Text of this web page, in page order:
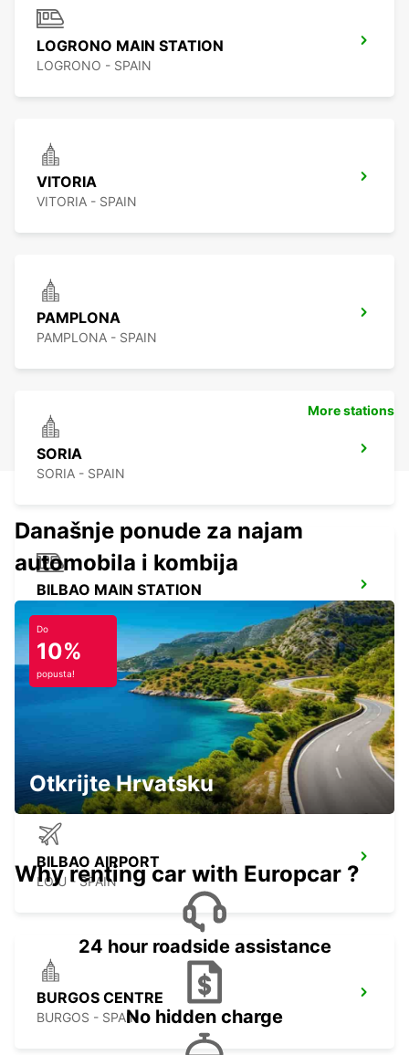
LOGRONO MAIN STATION
LOGRONO - SPAIN
VITORIA
VITORIA - SPAIN
PAMPLONA
PAMPLONA - SPAIN
SORIA
SORIA - SPAIN
BILBAO MAIN STATION
SAN SEBASTIAN - SPAIN
BILBAO AIRPORT
LOIU - SPAIN
BURGOS CENTRE
BURGOS - SPAIN
More stations
Današnje ponude za najam
automobila i kombija
Do
10%
popusta!
Otkrijte Hrvatsku
Why renting car with Europcar ?
24 hour roadside assistance
No hidden charge